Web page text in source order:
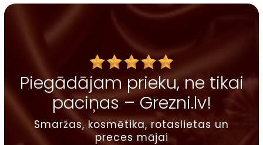
Piegādājam prieku, ne tikai
paciņas – Grezni.lv!
Smaržas, kosmētika, rotaslietas un
preces mājai